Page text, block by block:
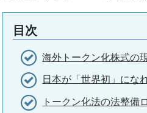
目次
海外トークン化株式の
日本が「世界初」にな
トークン化法の法整備